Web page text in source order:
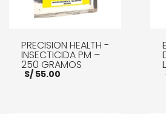
PRECISION HEALTH -
INSECTICIDA PM –
250 GRAMOS
S/ 55.00